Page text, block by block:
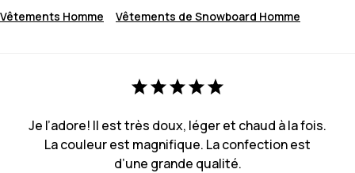
Vêtements Homme
Vêtements de Snowboard Homme
Je l’adore! Il est très doux, léger et chaud à la fois.
La couleur est magnifique. La confection est
d’une grande qualité.